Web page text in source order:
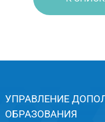
УПРАВЛЕНИЕ
ОБРАЗОВАНИЯ